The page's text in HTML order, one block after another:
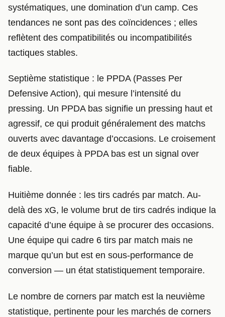
systématiques, une domination d’un camp. Ces
tendances ne sont pas des coïncidences ; elles
reflètent des compatibilités ou incompatibilités
tactiques stables.
Septième statistique : le PPDA (Passes Per
Defensive Action), qui mesure l’intensité du
pressing. Un PPDA bas signifie un pressing haut et
agressif, ce qui produit généralement des matchs
ouverts avec davantage d’occasions. Le croisement
de deux équipes à PPDA bas est un signal over
fiable.
Huitième donnée : les tirs cadrés par match. Au-
delà des xG, le volume brut de tirs cadrés indique la
capacité d’une équipe à se procurer des occasions.
Une équipe qui cadre 6 tirs par match mais ne
marque qu’un but est en sous-performance de
conversion — un état statistiquement temporaire.
Le nombre de corners par match est la neuvième
statistique, pertinente pour les marchés de corners